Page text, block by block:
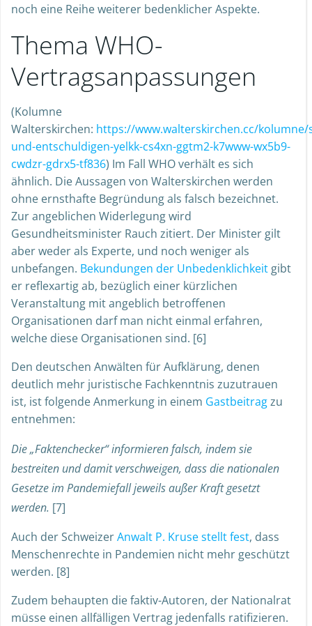
noch eine Reihe weiterer bedenklicher Aspekte.
Thema WHO-
Vertragsanpassungen
(Kolumne
Walterskirchen: https://www.walterskirchen.cc/kolumne/
und-entschuldigen-yelkk-cs4xn-ggtm2-k7www-wx5b9-
cwdzr-gdrx5-tf836) Im Fall WHO verhält es sich
ähnlich. Die Aussagen von Walterskirchen werden
ohne ernsthafte Begründung als falsch bezeichnet.
Zur angeblichen Widerlegung wird
Gesundheitsminister Rauch zitiert. Der Minister gilt
aber weder als Experte, und noch weniger als
unbefangen. Bekundungen der Unbedenklichkeit gibt
er reflexartig ab, bezüglich einer kürzlichen
Veranstaltung mit angeblich betroffenen
Organisationen darf man nicht einmal erfahren,
welche diese Organisationen sind. [6]
Den deutschen Anwälten für Aufklärung, denen
deutlich mehr juristische Fachkenntnis zuzutrauen
ist, ist folgende Anmerkung in einem Gastbeitragzu
entnehmen:
Die „Faktenchecker“ informieren falsch, indem sie
bestreiten und damit verschweigen, dass die nationalen
Gesetze im Pandemiefall jeweils außer Kraft gesetzt
werden. [7]
Auch der SchweizerAnwalt P. Kruse stellt fest, dass
Menschenrechte in Pandemien nicht mehr geschützt
werden. [8]
Zudem behaupten die faktiv-Autoren, der Nationalrat
müsse einen allfälligen Vertrag jedenfalls ratifizieren.